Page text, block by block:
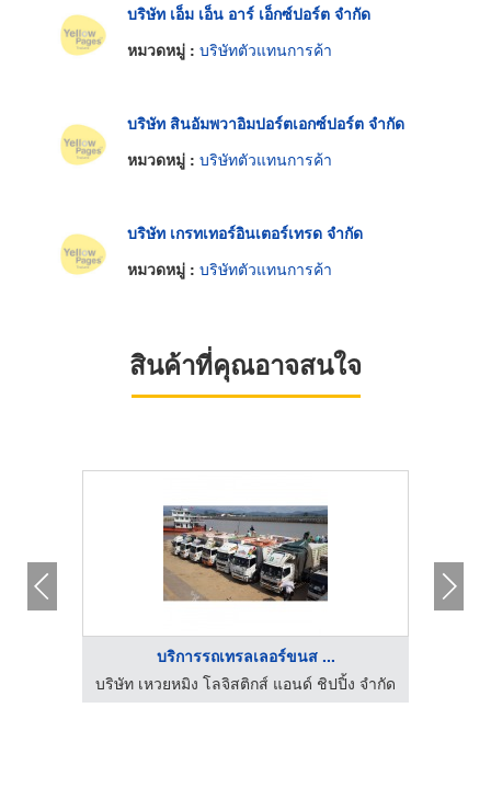
บริษัท เอ็ม เอ็น อาร์ เอ็กซ์ปอร์ต จำกัด
หมวดหมู่ : บริษัทตัวแทนการค้า
บริษัท สินอัมพวาอิมปอร์ตเอกซ์ปอร์ต จำกัด
หมวดหมู่ : บริษัทตัวแทนการค้า
บริษัท เกรทเทอร์อินเตอร์เทรด จำกัด
หมวดหมู่ : บริษัทตัวแทนการค้า
สินค้าที่คุณอาจสนใจ
บริการรถเทรลเลอร์ขนส ...
บริษัท เหวยหมิง โลจิสติกส์ แอนด์ ชิปปิ้ง จำกัด